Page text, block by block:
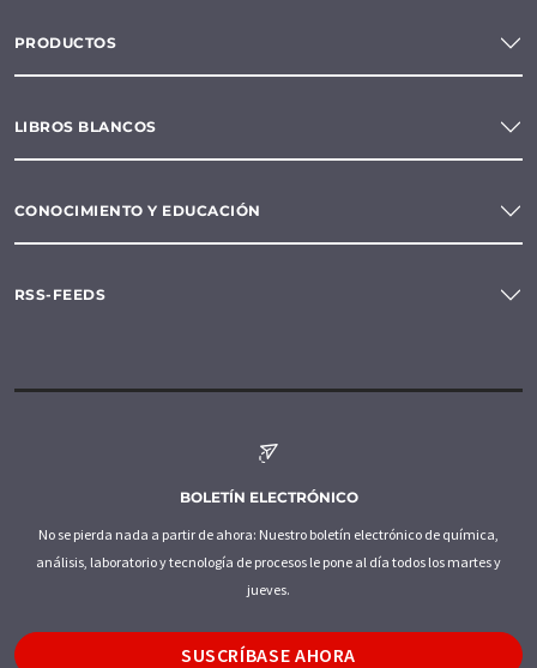
PRODUCTOS
LIBROS BLANCOS
CONOCIMIENTO Y EDUCACIÓN
RSS-FEEDS
BOLETÍN ELECTRÓNICO
No se pierda nada a partir de ahora: Nuestro boletín electrónico de química,
análisis, laboratorio y tecnología de procesos le pone al día todos los martes y
jueves.
SUSCRÍBASE AHORA